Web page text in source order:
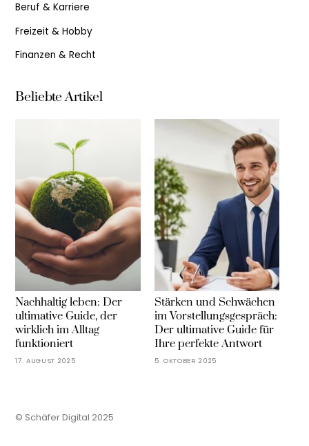
Beruf & Karriere
Freizeit & Hobby
Finanzen & Recht
Beliebte Artikel
Nachhaltig leben: Der
ultimative Guide, der
wirklich im Alltag
funktioniert
17. AUGUST 2025
Stärken und Schwächen
im Vorstellungsgespräch:
Der ultimative Guide für
Ihre perfekte Antwort
5. OKTOBER 2025
© Schäfer Digital 2025